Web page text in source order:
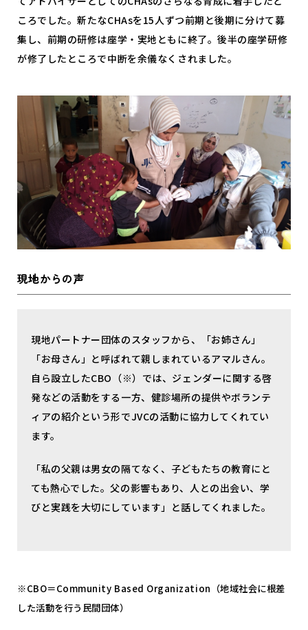
ころでした。新たなCHAsを15人ずつ前期と後期に分けて募
集し、前期の研修は座学・実地ともに終了。後半の座学研修
が修了したところで中断を余儀なくされました。
現地からの声
現地パートナー団体のスタッフから、「お姉さん」
「お母さん」と呼ばれて親しまれているアマルさん。
自ら設立したCBO（※）では、ジェンダーに関する啓
発などの活動をする一方、健診場所の提供やボランテ
ィアの紹介という形でJVCの活動に協力してくれてい
ます。
「私の父親は男女の隔てなく、子どもたちの教育にと
ても熱心でした。父の影響もあり、人との出会い、学
びと実践を大切にしています」と話してくれました。
※CBO＝Community Based Organization（地域社会に根差
した活動を行う民間団体）